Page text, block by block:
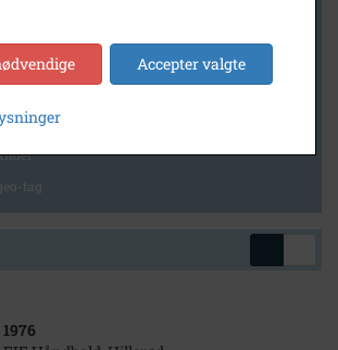
tag
1976
Accepter valgte